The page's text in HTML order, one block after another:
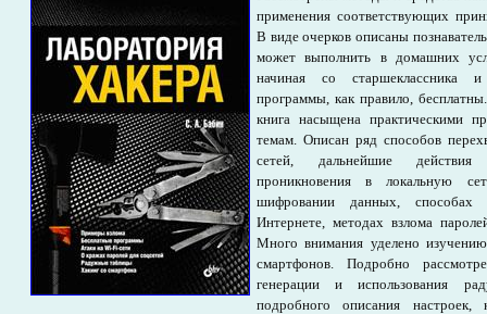
применения соответствующих
В виде очерков описаны
может выполнить в домашних
начиная со старшеклассника и
программы, как правило,
книга насыщена практическими
темам. Описан ряд способов
сетей, дальнейшие действия
проникновения в локальную
шифровании данных, способах
Интернете, методах взлома
Много внимания уделено
смартфонов. Подробно
генерации и использования
подробного описания настроек,